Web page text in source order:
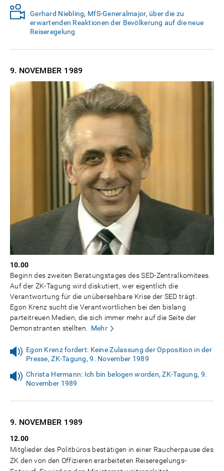
Gerhard Niebling, MfS-Generalmajor, über die zu
erwartenden Reaktionen der Bevölkerung auf die neue
Reiseregelung
9. NOVEMBER 1989
10.00
Beginn des zweiten Beratungstages des SED-Zentralkomitees.
Auf der ZK-Tagung wird diskutiert, wer eigentlich die
Verantwortung für die unübersehbare Krise der SED trägt.
Egon Krenz sucht die Verantwortlichen bei den bislang
parteitreuen Medien, die sich immer mehr auf die Seite der
Demonstranten stellten. Mehr
Egon Krenz fordert: Keine Zulassung der Opposition in der
Presse, ZK-Tagung, 9. November 1989
Christa Hermann: Ich bin belogen worden, ZK-Tagung, 9.
November 1989
9. NOVEMBER 1989
12.00
Mitglieder des Politbüros bestätigen in einer Raucherpause des
ZK den von den Offizieren erarbeiteten Reiseregelungs-